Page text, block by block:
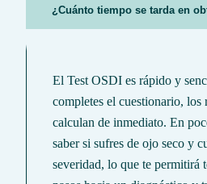
¿Cuánto tiempo se tarda en
El Test OSDI es rápido y
completes el cuestionario, los
calculan de inmediato. En
saber si sufres de ojo seco y
severidad, lo que te permitirá